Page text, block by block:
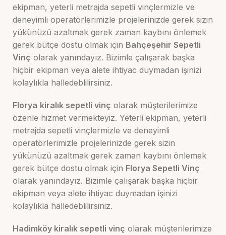
ekipman, yeterli metrajda sepetli vinçlermizle ve
deneyimli operatörlerimizle projelerinizde gerek sizin
yükünüzü azaltmak gerek zaman kaybını önlemek
gerek bütçe dostu olmak için Bahçeşehir Sepetli
Vinç olarak yanındayız. Bizimle çalışarak başka
hiçbir ekipman veya alete ihtiyac duymadan işinizi
kolaylıkla halledeblilirsiniz.
Florya kiralık sepetli vinç olarak müşterilerimize
özenle hizmet vermekteyiz. Yeterli ekipman, yeterli
metrajda sepetli vinçlermizle ve deneyimli
operatörlerimizle projelerinizde gerek sizin
yükünüzü azaltmak gerek zaman kaybını önlemek
gerek bütçe dostu olmak için Florya Sepetli Vinç
olarak yanındayız. Bizimle çalışarak başka hiçbir
ekipman veya alete ihtiyac duymadan işinizi
kolaylıkla halledeblilirsiniz.
Hadimköy kiralık sepetli vinç olarak müşterilerimize